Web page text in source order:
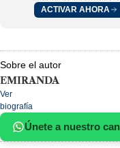
ACTIVAR AHORA
Sobre el autor
EMIRANDA
Ver
biografía
Únete a nuestro